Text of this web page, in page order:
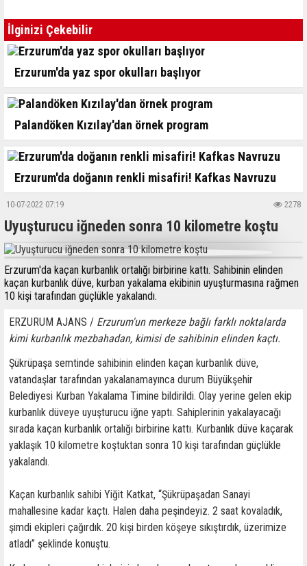
İlginizi Çekebilir
Erzurum'da yaz spor okulları başlıyor
Palandöken Kızılay'dan örnek program
Erzurum'da doğanın renkli misafiri! Kafkas Navruzu
10-07-2022 07:19 2278
Uyuşturucu iğneden sonra 10 kilometre koştu
Erzurum'da kaçan kurbanlık ortalığı birbirine kattı. Sahibinin elinden
kaçan kurbanlık düve, kurban yakalama ekibinin uyuşturmasına rağmen
10 kişi tarafından güçlükle yakalandı.
ERZURUM AJANS / Erzurum'un merkeze bağlı farklı noktalarda
kimi kurbanlık mezbahadan, kimisi de sahibinin elinden kaçtı.
Şükrüpaşa semtinde sahibinin elinden kaçan kurbanlık düve,
vatandaşlar tarafından yakalanamayınca durum Büyükşehir
Belediyesi Kurban Yakalama Timine bildirildi. Olay yerine gelen ekip
kurbanlık düveye uyuşturucu iğne yaptı. Sahiplerinin yakalayacağı
sırada kaçan kurbanlık ortalığı birbirine kattı. Kurbanlık düve kaçarak
yaklaşık 10 kilometre koştuktan sonra 10 kişi tarafından güçlükle
yakalandı.
Kaçan kurbanlık sahibi Yiğit Katkat, “Şükrüpaşadan Sanayi
mahallesine kadar kaçtı. Halen daha peşindeyiz. 2 saat kovaladık,
şimdi ekipleri çağırdık. 20 kişi birden köşeye sıkıştırdık, üzerimize
atladı” şeklinde konuştu.